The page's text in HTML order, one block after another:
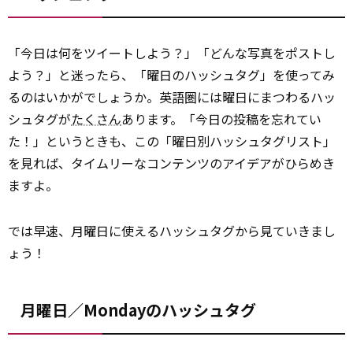
「今日は何をツイートしよう？」「どんな写真をポストし
よう？」と迷ったら、「曜日のハッシュタグ」を使ってみ
るのはいかがでしょうか。英語圏には曜日にまつわるハッ
シュタグがたくさんあります。「今日の投稿を忘れてい
た！」というときも、この「曜日別ハッシュタグリスト」
を見れば、タイムリーなコンテンツのアイデアがひらめき
ますよ。
では早速、月曜日に使えるハッシュタグから見ていきまし
ょう！
月曜日／Mondayのハッシュタグ